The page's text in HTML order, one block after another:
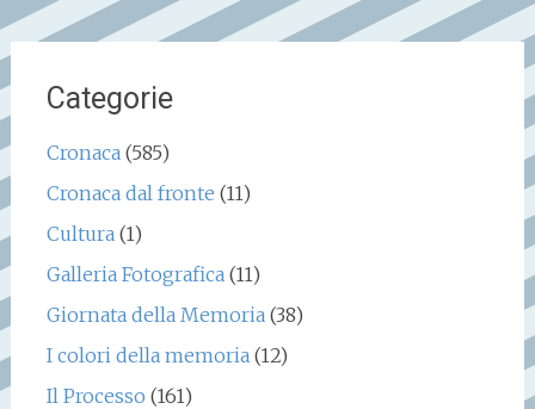
Categorie
Cronaca(585)
Cronaca dal fronte (11)
Cultura(1)
Galleria Fotografica(11)
Giornata della Memoria(38)
I colori della memoria(12)
Il Processo (161)